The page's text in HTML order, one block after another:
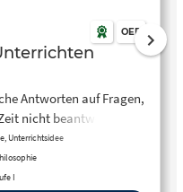
OER
Antworten auf Fragen,
nicht beantworten
eines Portfolios zum
5 vor.
Unterrichtsidee
I